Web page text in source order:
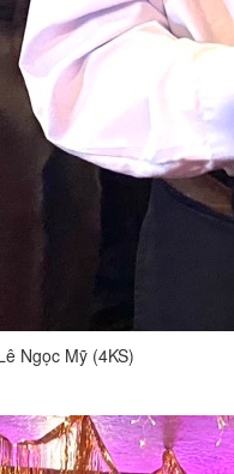
Ngọc Mỹ (4KS)